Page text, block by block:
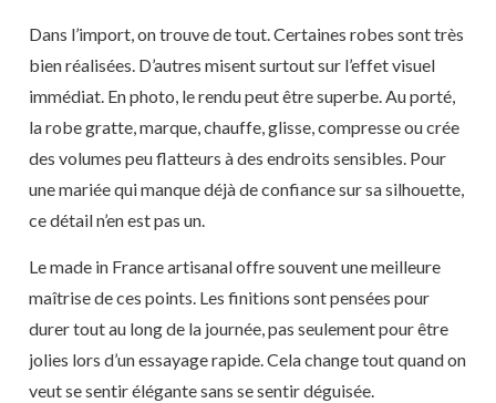
Dans l’import, on trouve de tout. Certaines robes sont très
bien réalisées. D’autres misent surtout sur l’effet visuel
immédiat. En photo, le rendu peut être superbe. Au porté,
la robe gratte, marque, chauffe, glisse, compresse ou crée
des volumes peu flatteurs à des endroits sensibles. Pour
une mariée qui manque déjà de confiance sur sa silhouette,
ce détail n’en est pas un.
Le made in France artisanal offre souvent une meilleure
maîtrise de ces points. Les finitions sont pensées pour
durer tout au long de la journée, pas seulement pour être
jolies lors d’un essayage rapide. Cela change tout quand on
veut se sentir élégante sans se sentir déguisée.